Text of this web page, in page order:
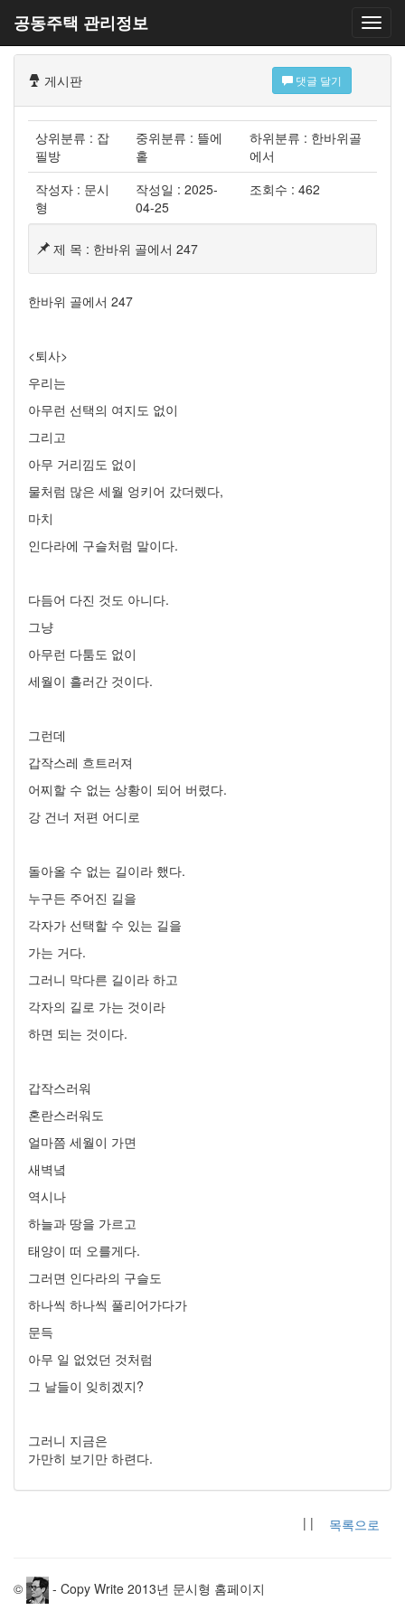
공동주택 관리정보
게시판 댓글 달기
상위분류 : 잡
필방
중위분류 : 뜰에
홑
하위분류 : 한바위골
에서
작성자 : 문시
형
작성일 : 2025-
04-25
조회수 : 462
제 목 : 한바위 골에서 247
한바위 골에서 247
<퇴사>
우리는
아무런 선택의 여지도 없이
그리고
아무 거리낌도 없이
물처럼 많은 세월 엉키어 갔더렜다,
마치
인다라에 구슬처럼 말이다.
다듬어 다진 것도 아니다.
그냥
아무런 다툼도 없이
세월이 흘러간 것이다.
그런데
갑작스레 흐트러져
어찌할 수 없는 상황이 되어 버렸다.
강 건너 저편 어디로
돌아올 수 없는 길이라 했다.
누구든 주어진 길을
각자가 선택할 수 있는 길을
가는 거다.
그러니 막다른 길이라 하고
각자의 길로 가는 것이라
하면 되는 것이다.
갑작스러워
혼란스러워도
얼마쯤 세월이 가면
새벽녘
역시나
하늘과 땅을 가르고
태양이 떠 오를게다.
그러면 인다라의 구슬도
하나씩 하나씩 풀리어가다가
문득
아무 일 없었던 것처럼
그 날들이 잊히겠지?
그러니 지금은
가만히 보기만 하련다.
| | 목록으로
© - Copy Write 2013년 문시형 홈페이지